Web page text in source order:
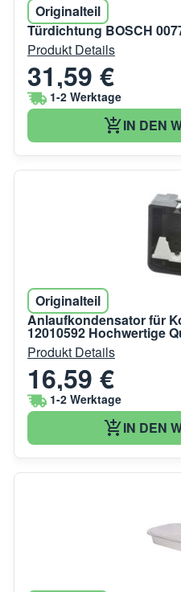
Originalteil
Türdichtung BOSCH
Produkt Details
31,59 €
1-2 Werktage
IN DEN
Originalteil
Anlaufkondensator für
12010592 Hochwertige
Produkt Details
16,59 €
1-2 Werktage
IN DEN